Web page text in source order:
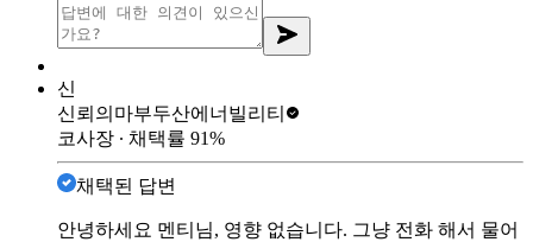
신
신뢰의마부두산에너빌리티
코사장 ∙ 채택률 91%
채택된 답변
안녕하세요 멘티님, 영향 없습니다. 그냥 전화 해서 물어